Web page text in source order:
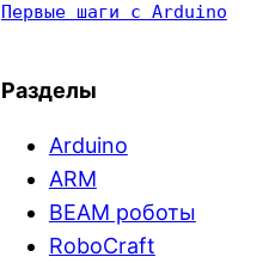
Первые шаги с Arduino
Разделы
Arduino
ARM
BEAM роботы
RoboCraft